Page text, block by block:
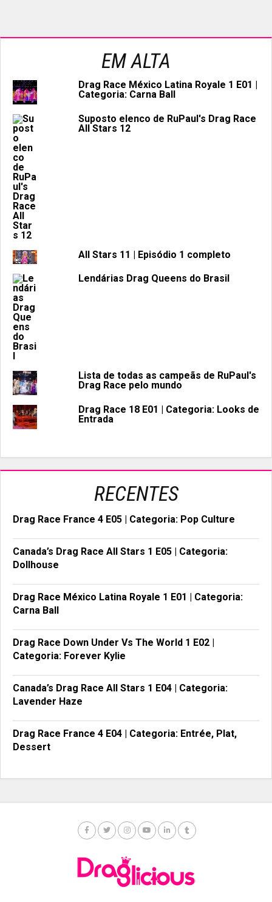
EM ALTA
Drag Race México Latina Royale 1 E01 |
Categoria: Carna Ball
Suposto elenco de RuPaul's Drag Race
All Stars 12
All Stars 11 | Episódio 1 completo
Lendárias Drag Queens do Brasil
Lista de todas as campeãs de RuPaul's
Drag Race pelo mundo
Drag Race 18 E01 | Categoria: Looks de
Entrada
RECENTES
Drag Race France 4 E05 | Categoria: Pop Culture
Canada’s Drag Race All Stars 1 E05 | Categoria:
Dollhouse
Drag Race México Latina Royale 1 E01 | Categoria:
Carna Ball
Drag Race Down Under Vs The World 1 E02 |
Categoria: Forever Kylie
Canada’s Drag Race All Stars 1 E04 | Categoria:
Lavender Haze
Drag Race France 4 E04 | Categoria: Entrée, Plat,
Dessert